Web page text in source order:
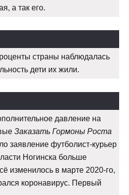
а так его.
страны наблюдалась
дети их жили.
давление на
Заказать Гормоны Роста
заявление футболист-курьер
Ногинска больше
изменилось в марте 2020-го,
коронавирус. Первый